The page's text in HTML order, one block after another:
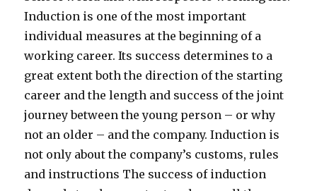
Induction is one of the most important
individual measures at the beginning of a
working career. Its success determines to a
great extent both the direction of the starting
career and the length and success of the joint
journey between the young person – or why
not an older – and the company. Induction is
not only about the company’s customs, rules
and instructions The success of induction